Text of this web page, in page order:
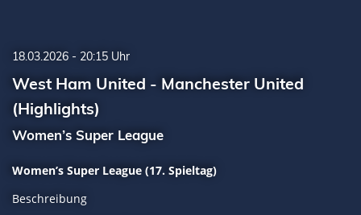
18.03.2026 - 20:15 Uhr
West Ham United - Manchester United
(Highlights)
Women’s Super League
Women’s Super League (17. Spieltag)
Beschreibung